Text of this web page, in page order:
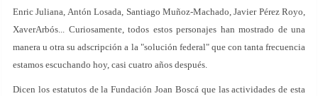
Enric Juliana, Antón Losada, Santiago Muñoz-Machado, Javier Pérez Royo,
XaverArbós... Curiosamente, todos estos personajes han mostrado de una
manera u otra su adscripción a la "solución federal" que con tanta frecuencia
estamos escuchando hoy, casi cuatro años después.
Dicen los estatutos de la Fundación Joan Boscá que las actividades de esta